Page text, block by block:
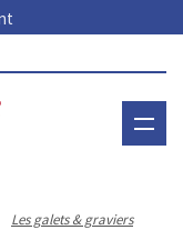
Les galets & graviers